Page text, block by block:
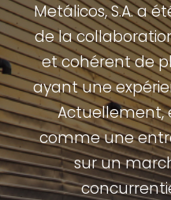
Metálicos, S.A. a
de la
et cohérent de
ayant une
Actuellement,
comme une
sur un